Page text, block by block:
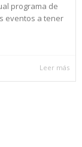
programa de
eventos a tener
Leer más